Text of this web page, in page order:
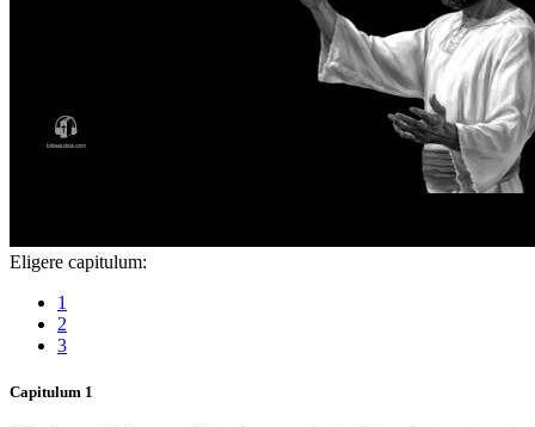
Eligere capitulum:
1
2
3
Capitulum 1